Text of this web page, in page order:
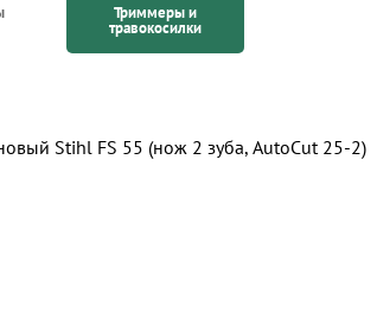
Триммеры и
травокосилки
Stihl FS 55 (нож 2 зуба, AutoCut 25-2)